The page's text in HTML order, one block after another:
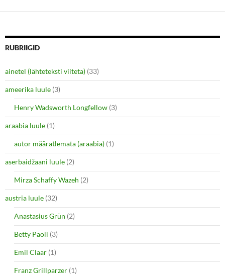
o d
RUBRIIGID
ainetel (lähteteksti viiteta) (33)
ameerika luule (3)
Henry Wadsworth Longfellow (3)
araabia luule (1)
autor määratlemata (araabia) (1)
aserbaidžaani luule (2)
Mirza Schaffy Wazeh (2)
austria luule (32)
Anastasius Grün (2)
Betty Paoli (3)
Emil Claar (1)
Franz Grillparzer (1)